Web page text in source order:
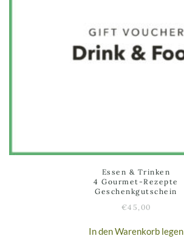
Essen & Trinken
4 Gourmet-Rezepte
Geschenkgutschein
€45,00
In den Warenkorb legen